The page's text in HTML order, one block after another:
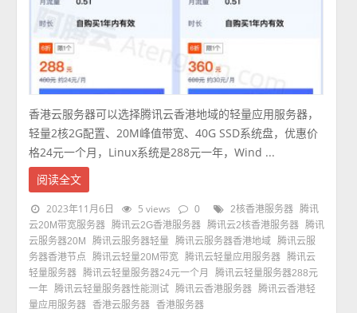
香港云服务器可以选择腾讯云香港地域的轻量应用服务器，
轻量2核2G配置、20M峰值带宽、40G SSD系统盘，优惠价
格24元一个月，Linux系统是288元一年，Wind ...
阅读全文
2023年11月6日 5 views 0 2核香港服务器
腾讯
云20M带宽服务器 腾讯云2G香港服务器 腾讯云2核香港服务器 腾讯
云服务器20M
腾讯云服务器轻量 腾讯云服务器香港地域 腾讯云服
务器香港节点
腾讯云轻量20M带宽 腾讯云轻量应用服务器 腾讯云
轻量服务器 腾讯云轻量服务器24元一个月
腾讯云轻量服务器288元
一年 腾讯云轻量服务器性能测试 腾讯云香港服务器 腾讯云香港轻
量应用服务器 香港云服务器 香港服务器